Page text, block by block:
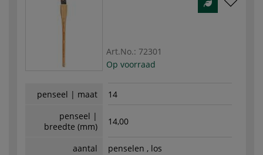
Art.No.: 72301
Op voorraad
penseel | maat
14
penseel |
breedte (mm)
14,00
aantal penselen , los